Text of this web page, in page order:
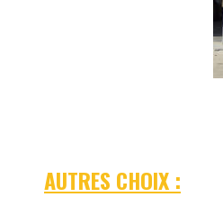
AUTRES CHOIX :